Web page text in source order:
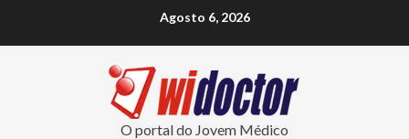
Agosto 6, 2026
O portal do Jovem Médico